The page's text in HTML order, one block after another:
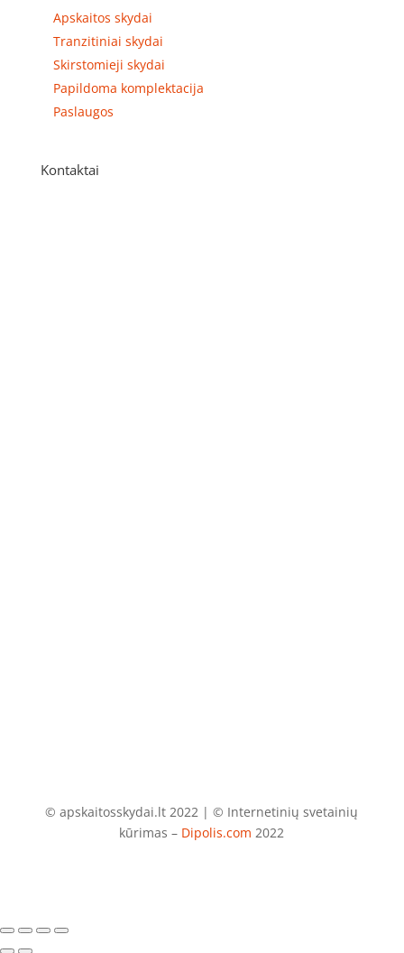
Apskaitos skydai
Tranzitiniai skydai
Skirstomieji skydai
Papildoma komplektacija
Paslaugos
Kontaktai
© apskaitosskydai.lt 2022 | © Internetinių svetainių
kūrimas – Dipolis.com 2022